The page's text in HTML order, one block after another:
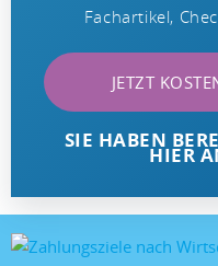
Fachartikel,
JETZT
SIE HABEN
HIER